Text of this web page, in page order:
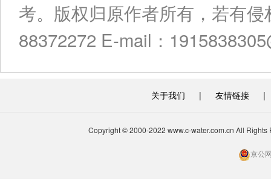
考。版权归原作者所有，若有
88372272 E-mail：
关于我们 | 友情链接 |
Copyright © 2000-2022 www.c-water.com.cn All
京公